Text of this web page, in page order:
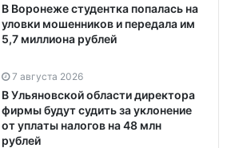
В Воронеже студентка попалась на
уловки мошенников и передала им
5,7 миллиона рублей
7 августа 2026
В Ульяновской области директора
фирмы будут судить за уклонение
от уплаты налогов на 48 млн
рублей